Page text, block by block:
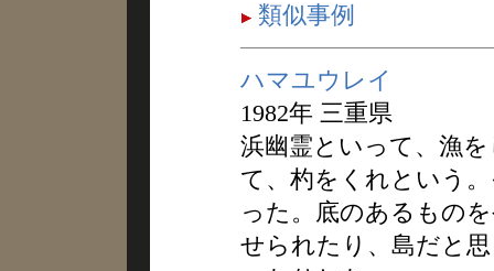
類似事例
ハマユウレイ
1982年 三重県
浜幽霊といって、漁
て、杓をくれという
った。底のあるもの
せられたり、島だと